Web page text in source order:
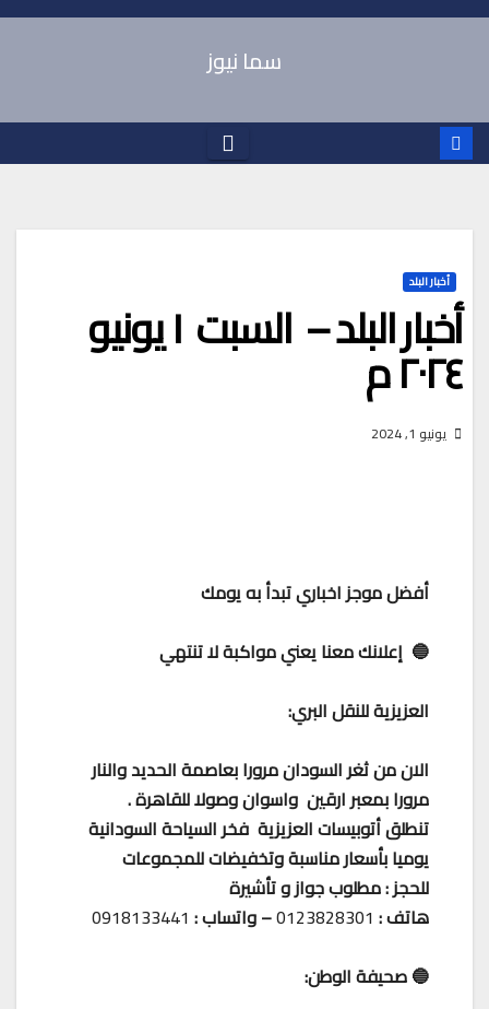
Skip
سما نيوز
أخبار البلد
أخبار البلد – السبت ١ يونيو
٢٠٢٤ م
يونيو 1, 2024
أفضل موجز اخباري تبدأ به يومك
🔵 إعلانك معنا يعني مواكبة لا تنتهي
العزيزية للنقل البري:
الان من ثغر السودان مرورا بعاصمة الحديد والنار
مرورا بمعبر ارقين واسوان وصولا للقاهرة .
تنطلق أتوبيسات العزيزية فخر السياحة السودانية
يوميا بأسعار مناسبة وتخفيضات للمجموعات
للحجز : مطلوب جواز و تأشيرة
هاتف : 0123828301– واتساب : 0918133441
🔵 صحيفة الوطن: